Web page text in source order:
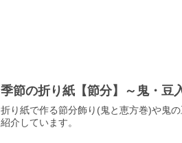
季節の折り紙【節分】～鬼・豆
折り紙で作る節分飾り(鬼と恵方巻)や鬼
紹介しています。